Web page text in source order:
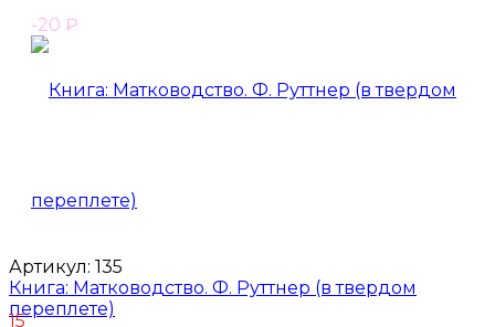
-20 ₽
Артикул: 135
Книга: Матководство. Ф. Руттнер (в твердом
переплете)
15